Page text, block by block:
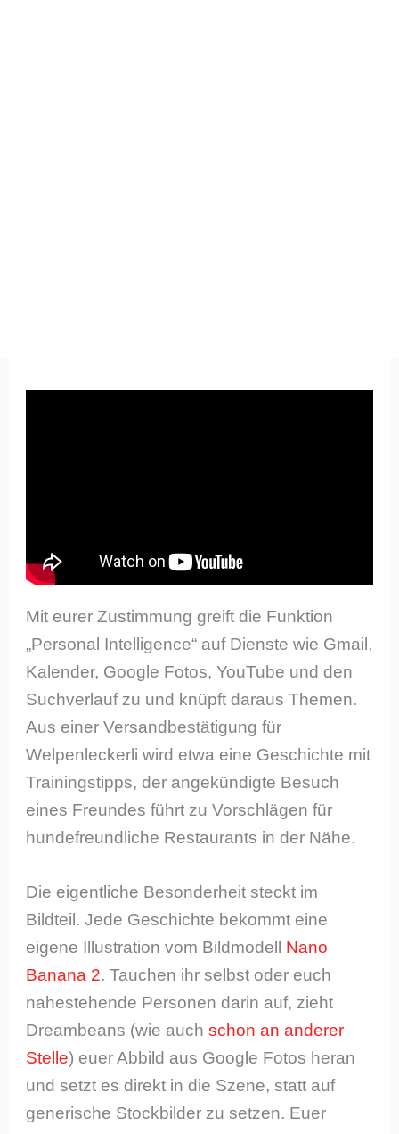
Mit eurer Zustimmung greift die Funktion
„Personal Intelligence“ auf Dienste wie Gmail,
Kalender, Google Fotos, YouTube und den
Suchverlauf zu und knüpft daraus Themen.
Aus einer Versandbestätigung für
Welpenleckerli wird etwa eine Geschichte mit
Trainingstipps, der angekündigte Besuch
eines Freundes führt zu Vorschlägen für
hundefreundliche Restaurants in der Nähe.
Die eigentliche Besonderheit steckt im
Bildteil. Jede Geschichte bekommt eine
eigene Illustration vom Bildmodell Nano
Banana 2. Tauchen ihr selbst oder euch
nahestehende Personen darin auf, zieht
Dreambeans (wie auchschon an anderer
Stelle) euer Abbild aus Google Fotos heran
und setzt es direkt in die Szene, statt auf
generische Stockbilder zu setzen. Euer